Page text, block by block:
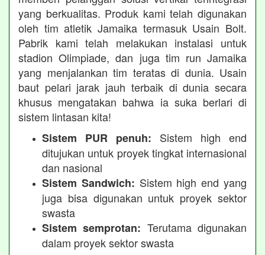
yang berkualitas. Produk kami telah digunakan
oleh tim atletik Jamaika termasuk Usain Bolt.
Pabrik kami telah melakukan instalasi untuk
stadion Olimpiade, dan juga tim run Jamaika
yang menjalankan tim teratas di dunia. Usain
baut pelari jarak jauh terbaik di dunia secara
khusus mengatakan bahwa ia suka berlari di
sistem lintasan kita!
Sistem PUR penuh: Sistem high end
ditujukan untuk proyek tingkat internasional
dan nasional
Sistem Sandwich: Sistem high end yang
juga bisa digunakan untuk proyek sektor
swasta
Sistem semprotan: Terutama digunakan
dalam proyek sektor swasta